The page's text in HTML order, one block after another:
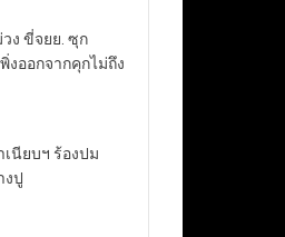
ง ขี่จยย. ซุก
งออกจากคุกไม่ถึง
นียบฯ ร้องปม
งปู